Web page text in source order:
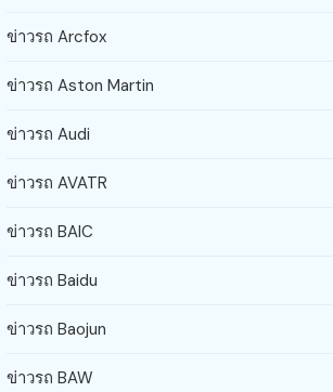
ข่าวรถ Arcfox
ข่าวรถ Aston Martin
ข่าวรถ Audi
ข่าวรถ AVATR
ข่าวรถ BAIC
ข่าวรถ Baidu
ข่าวรถ Baojun
ข่าวรถ BAW